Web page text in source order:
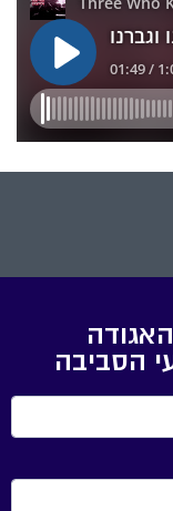
הסביבה